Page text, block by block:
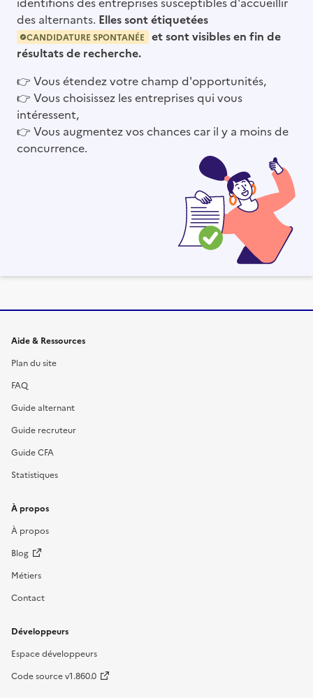
des alternants. Elles sont étiquetées
CANDIDATURE SPONTANÉE
et sont visibles en fin de
résultats de recherche.
👉 Vous étendez votre champ d'opportunités,
👉 Vous choisissez les entreprises qui vous
intéressent,
👉 Vous augmentez vos chances car il y a moins de
concurrence.
Informations et liens du site
Aide & Ressources
Plan du site
FAQ
Guide alternant
Guide recruteur
Guide CFA
Statistiques
À propos
À propos
Blog
Métiers
Contact
Développeurs
Espace développeurs
Code source v1.860.0